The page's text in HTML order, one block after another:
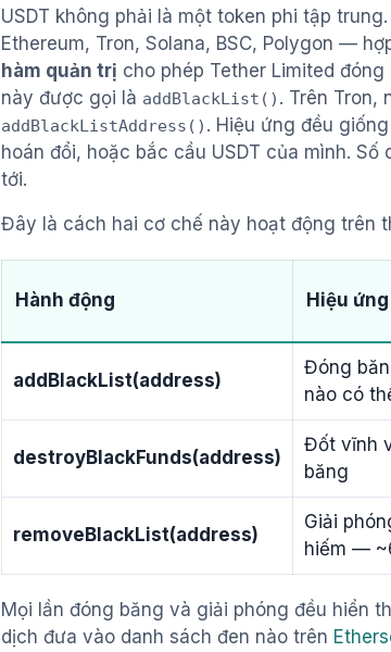
USDT không phải là một token phi tập
Ethereum, Tron, Solana, BSC, Polygon —
hàm quản trị cho phép Tether Limited
này được gọi là addBlackList() . Trên Tron,
addBlackListAddress() . Hiệu ứng đều
hoán đổi, hoặc bắc cầu USDT của mình.
tới.
Đây là cách hai cơ chế này hoạt động trên
Hành động Hiệu ứng
addBlackList(address)
Đóng
nào có
destroyBlackFunds(address)
Đốt vĩnh
băng
removeBlackList(address)
Giải
hiếm —
Mọi lần đóng băng và giải phóng đều hiển
dịch đưa vào danh sách đen nào trên